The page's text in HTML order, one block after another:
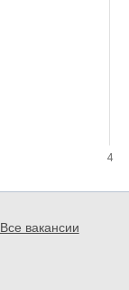
4
Все вакансии